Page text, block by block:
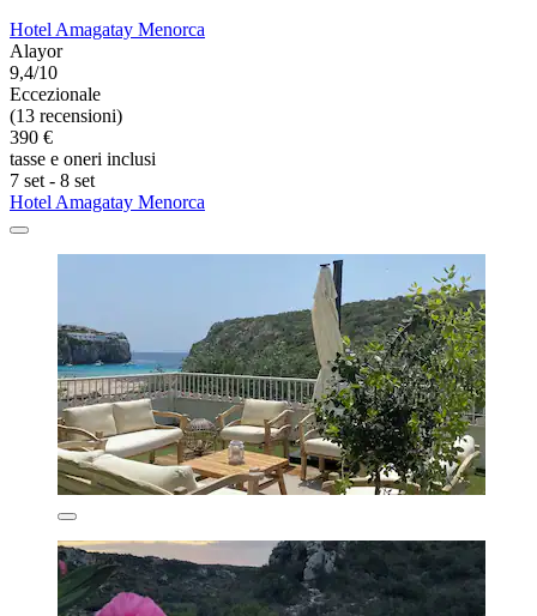
Hotel Amagatay Menorca
Alayor
9,4/10
Eccezionale
(13 recensioni)
390 €
tasse e oneri inclusi
7 set - 8 set
Hotel Amagatay Menorca